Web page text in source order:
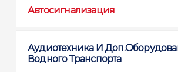
Автосигнализация
Аудиотехника И
Водного Транспорта